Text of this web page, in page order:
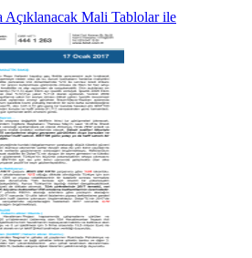
Açıklanacak Mali Tablolar ile